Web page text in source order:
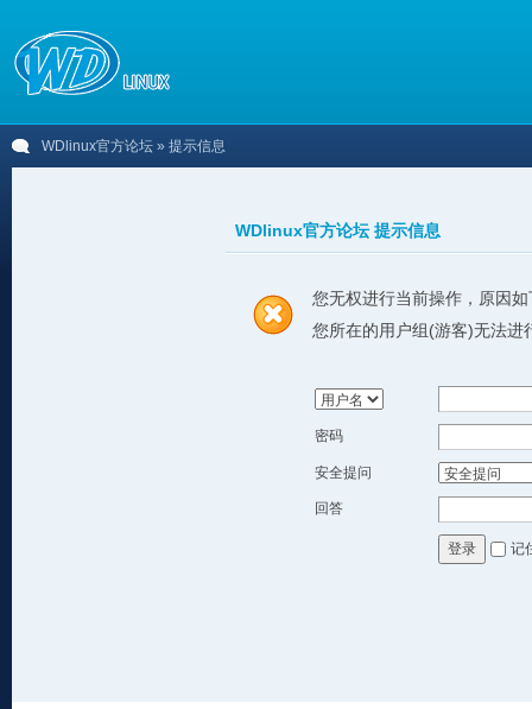
WDlinux官方论坛 » 提示信息
WDlinux官方论坛 提示信息
您无权进行当前操作，原因如
您所在的用户组(游客)无法进
密码
安全提问
回答
登录 记